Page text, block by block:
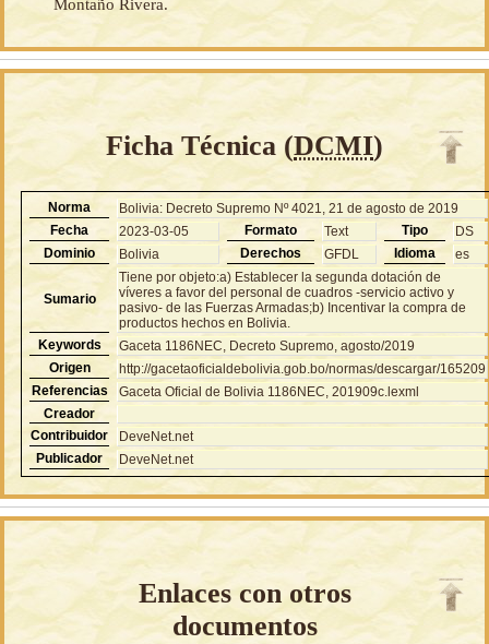
Montaño Rivera.
Ficha Técnica (DCMI)
Norma
Bolivia: Decreto Supremo Nº 4021, 21 de agosto de 2019
Fecha
2023-03-05 Formato Text Tipo
DS
Dominio
Bolivia Derechos GFDL Idioma es
Sumario
Tiene por objeto:a) Establecer la segunda dotación de
víveres a favor del personal de cuadros -servicio activo y
pasivo- de las Fuerzas Armadas;b) Incentivar la compra de
productos hechos en Bolivia.
Keywords
Gaceta 1186NEC, Decreto Supremo, agosto/2019
Origen
http://gacetaoficialdebolivia.gob.bo/normas/descargar/165209
Referencias
Gaceta Oficial de Bolivia 1186NEC, 201909c.lexml
Creador
Contribuidor
DeveNet.net
Publicador
DeveNet.net
Enlaces con otros
documentos